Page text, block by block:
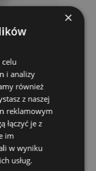
×
i analizy
również
z naszej
reklamowym
łączyć je z
im
w wyniku
usług.